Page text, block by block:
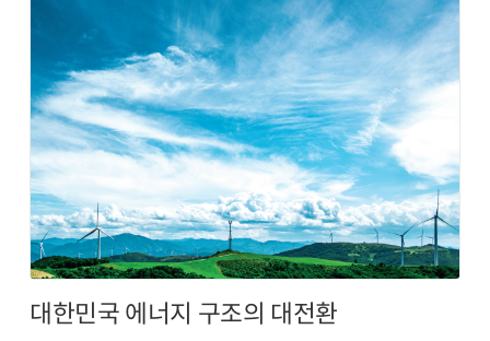
대한민국 에너지 구조의 대전환